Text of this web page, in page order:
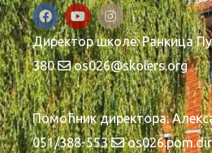
Директор школе: Ранкица
380
os026@skolers.org
Помоћник директора:
051/388-553